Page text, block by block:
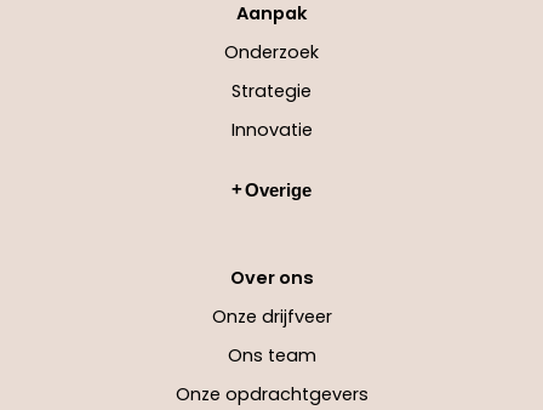
Aanpak
Onderzoek
Strategie
Innovatie
Overige
Over ons
Onze drijfveer
Ons team
Onze opdrachtgevers